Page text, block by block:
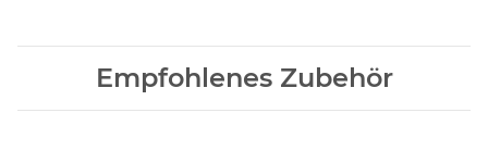
Empfohlenes Zubehör